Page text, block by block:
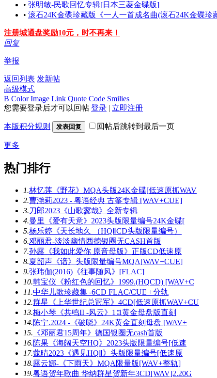
• 张明敏-民歌回忆专辑[日本三菱金碟版]
• 滚石24K金碟珍藏版《一人一首成名曲(滚石24K金碟珍
注册城通盘奖励10元，时不再来！
回复
举报
返回列表 发新帖
高级模式
B Color Image Link Quote Code Smilies
您需要登录后才可以回帖 登录 | 立即注册
本版积分规则 发表回复 回帖后跳转到最后一页
更多
热门排行
1.林忆莲《野花》MQA头版24K金碟[低速原抓WAV
2.曹滟莉2023 - 粤语经典 古筝专辑 [WAV+CUE]
3.刀郎2023《山歌寥哉》全新专辑
4.曼里《爱有天意》2023头版限量编号24K金碟[
5.杨乐婷《天长地久 （HQⅡCD头版限量编号）
6.邓丽君-淡淡幽情西德银圈无CASH首版
7.孙露《我如此爱你 原音母版》正版CD低速原
8.夏韶声《谙》头版限量编号MQA[WAV+CUE]
9.张玮伽(2016)《往事随风》[FLAC]
10.韩宝仪《粉红色的回忆》1999.(HQCD) [WAV+C
11.中华儿歌珍藏集 -6CD FLAC/CUE +分轨
12.群星《上华世纪总冠军》4CD[低速原抓WAV+CU
13.梅小琴《共鸣II -风云》1∶1黄金母盘版直刻
14.陈宁.2024 -《破晓》24K黄金直刻母盘 [WAV+
15. 《邓丽君15周年》德国银圈无cash首版
16.陈果《海阔天空HQ》2023头版限量编号[低速
17.蔻晴2023《遇见HQⅡ》头版限量编号[低速原
18.露云娜-《下雨天》MQA限量版[WAV+整轨]
19.粤语贺年歌曲 华纳群星贺新年3CD[WAV]2.20G